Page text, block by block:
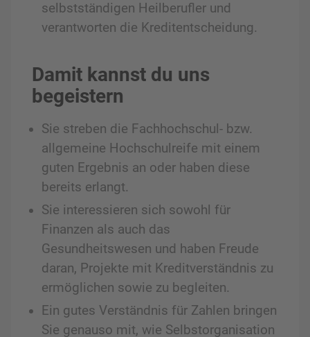
selbstständigen Heilberufler und
verantworten die Kreditentscheidung.
Damit kannst du uns
begeistern
Sie streben die Fachhochschul- bzw.
allgemeine Hochschulreife mit einem
guten Ergebnis an oder haben diese
bereits erlangt.
Sie interessieren sich sowohl für
Finanzen als auch das
Gesundheitswesen und haben Freude
daran, Projekte mit Kreditverständnis zu
ermöglichen sowie zu begleiten.
Ein gutes Verständnis für Zahlen bringen
Sie genauso mit, wie Selbstorganisation